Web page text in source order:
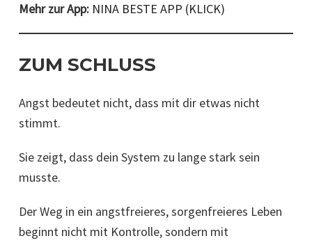
Mehr zur App: NINA BESTE APP (KLICK)
ZUM SCHLUSS
Angst bedeutet nicht, dass mit dir etwas nicht
stimmt.
Sie zeigt, dass dein System zu lange stark sein
musste.
Der Weg in ein angstfreieres, sorgenfreieres Leben
beginnt nicht mit Kontrolle, sondern mit